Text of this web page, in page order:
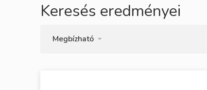
Keresés eredményei
Megbízható